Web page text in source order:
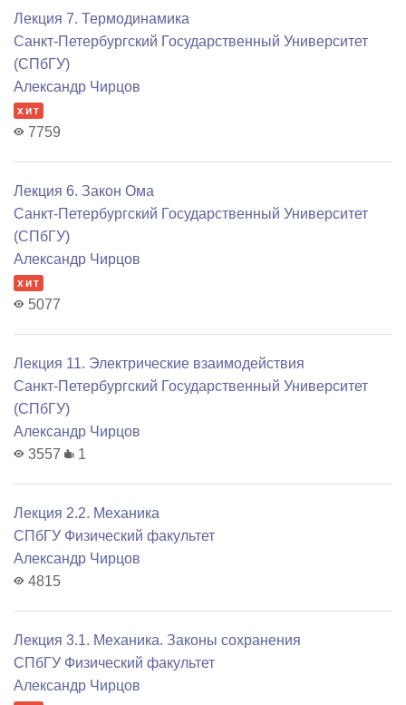
Лекция 7. Термодинамика
Санкт-Петербургский Государственный Университет
(СПбГУ)
Александр Чирцов
хит
7759
Лекция 6. Закон Ома
Санкт-Петербургский Государственный Университет
(СПбГУ)
Александр Чирцов
хит
5077
Лекция 11. Электрические взаимодействия
Санкт-Петербургский Государственный Университет
(СПбГУ)
Александр Чирцов
3557
1
Лекция 2.2. Механика
СПбГУ Физический факультет
Александр Чирцов
4815
Лекция 3.1. Механика. Законы сохранения
СПбГУ Физический факультет
Александр Чирцов